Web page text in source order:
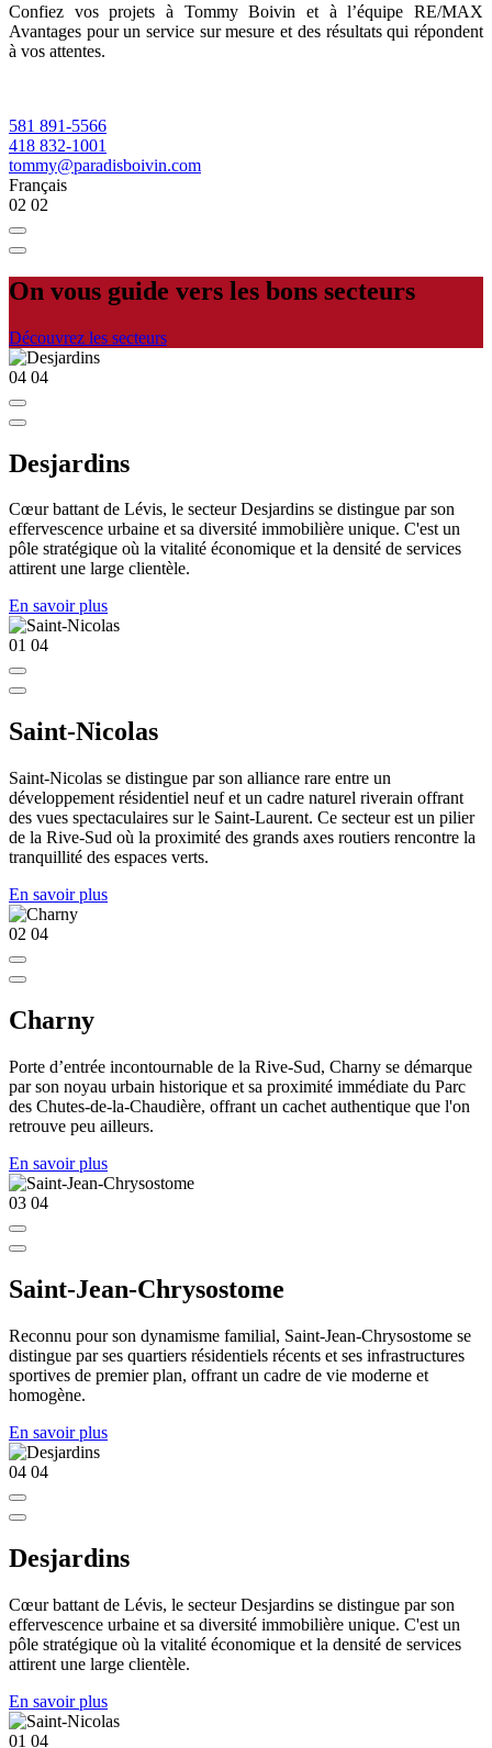
Confiez vos projets à Tommy Boivin et à l’équipe RE/MAX
Avantages pour un service sur mesure et des résultats qui répondent
à vos attentes.
581 891-5566
418 832-1001
tommy@paradisboivin.com
Français
02 02
On vous guide vers les bons secteurs
Découvrez les secteurs
04 04
Desjardins
Cœur battant de Lévis, le secteur Desjardins se distingue par son
effervescence urbaine et sa diversité immobilière unique. C'est un
pôle stratégique où la vitalité économique et la densité de services
attirent une large clientèle.
En savoir plus
01 04
Saint-Nicolas
Saint-Nicolas se distingue par son alliance rare entre un
développement résidentiel neuf et un cadre naturel riverain offrant
des vues spectaculaires sur le Saint-Laurent. Ce secteur est un pilier
de la Rive-Sud où la proximité des grands axes routiers rencontre la
tranquillité des espaces verts.
En savoir plus
02 04
Charny
Porte d’entrée incontournable de la Rive-Sud, Charny se démarque
par son noyau urbain historique et sa proximité immédiate du Parc
des Chutes-de-la-Chaudière, offrant un cachet authentique que l'on
retrouve peu ailleurs.
En savoir plus
03 04
Saint-Jean-Chrysostome
Reconnu pour son dynamisme familial, Saint-Jean-Chrysostome se
distingue par ses quartiers résidentiels récents et ses infrastructures
sportives de premier plan, offrant un cadre de vie moderne et
homogène.
En savoir plus
04 04
Desjardins
Cœur battant de Lévis, le secteur Desjardins se distingue par son
effervescence urbaine et sa diversité immobilière unique. C'est un
pôle stratégique où la vitalité économique et la densité de services
attirent une large clientèle.
En savoir plus
01 04